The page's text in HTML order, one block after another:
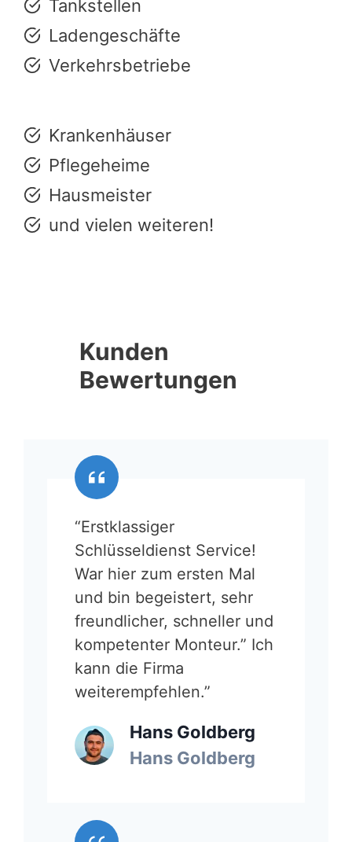
Tankstellen
Ladengeschäfte
Verkehrsbetriebe
Krankenhäuser
Pflegeheime
Hausmeister
und vielen weiteren!
Kunden
Bewertungen
“Erstklassiger
Schlüsseldienst Service!
War hier zum ersten Mal
und bin begeistert, sehr
freundlicher, schneller und
kompetenter Monteur.” Ich
kann die Firma
weiterempfehlen.”
Hans Goldberg
Hans Goldberg